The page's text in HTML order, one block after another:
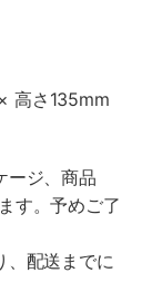
高さ135mm
ージ、商品
す。予めご了
、配送までに